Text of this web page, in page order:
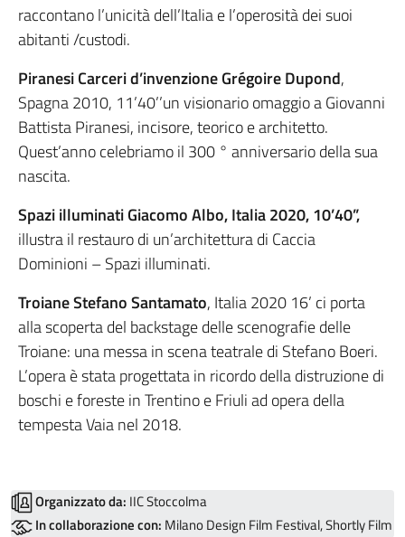
raccontano l’unicità dell’Italia e l’operosità dei suoi
abitanti /custodi.
Piranesi Carceri d’invenzione Grégoire Dupond,
Spagna 2010, 11’40’’un visionario omaggio a Giovanni
Battista Piranesi, incisore, teorico e architetto.
Quest’anno celebriamo il 300 ° anniversario della sua
nascita.
Spazi illuminati Giacomo Albo, Italia 2020, 10’40”,
illustra il restauro di un’architettura di Caccia
Dominioni – Spazi illuminati.
Troiane Stefano Santamato, Italia 2020 16’ ci porta
alla scoperta del backstage delle scenografie delle
Troiane: una messa in scena teatrale di Stefano Boeri.
L’opera è stata progettata in ricordo della distruzione di
boschi e foreste in Trentino e Friuli ad opera della
tempesta Vaia nel 2018.
Organizzato da: IIC Stoccolma
In collaborazione con: Milano Design Film Festival, Shortly Film